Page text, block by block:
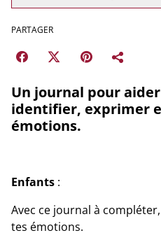
PARTAGER
Un journal pour
identifier, exprimer
émotions.
Enfants :
Avec ce journal à
tes émotions.